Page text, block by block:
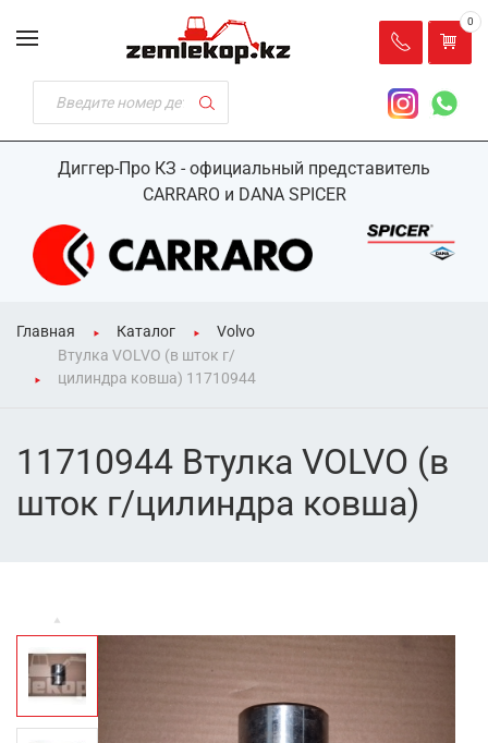
Диггер-Про КЗ - официальный представитель
CARRARO и DANA SPICER
0
Главная Каталог
Volvo
Втулка VOLVO (в шток г/
цилиндра ковша) 11710944
11710944 Втулка VOLVO (в
шток г/цилиндра ковша)